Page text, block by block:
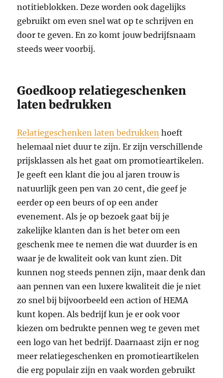
notitieblokken. Deze worden ook dagelijks
gebruikt om even snel wat op te schrijven en
door te geven. En zo komt jouw bedrijfsnaam
steeds weer voorbij.
Goedkoop relatiegeschenken
laten bedrukken
Relatiegeschenken laten bedrukken hoeft
helemaal niet duur te zijn. Er zijn verschillende
prijsklassen als het gaat om promotieartikelen.
Je geeft een klant die jou al jaren trouw is
natuurlijk geen pen van 20 cent, die geef je
eerder op een beurs of op een ander
evenement. Als je op bezoek gaat bij je
zakelijke klanten dan is het beter om een
geschenk mee te nemen die wat duurder is en
waar je de kwaliteit ook van kunt zien. Dit
kunnen nog steeds pennen zijn, maar denk dan
aan pennen van een luxere kwaliteit die je niet
zo snel bij bijvoorbeeld een action of HEMA
kunt kopen. Als bedrijf kun je er ook voor
kiezen om bedrukte pennen weg te geven met
een logo van het bedrijf. Daarnaast zijn er nog
meer relatiegeschenken en promotieartikelen
die erg populair zijn en vaak worden gebruikt